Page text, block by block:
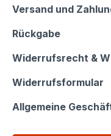
Versand und
Rückgabe
Widerrufsrecht &
Widerrufsformular
Allgemeine